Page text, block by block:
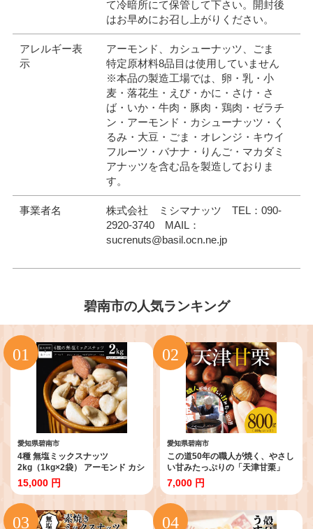
て冷暗所にて保管して下さい。開封後
はお早めにお召し上がりください。
アレルギー表
示
アーモンド、カシューナッツ、ごま
特定原材料8品目は使用していません
※本品の製造工場では、卵・乳・小
麦・落花生・えび・かに・さけ・さ
ば・いか・牛肉・豚肉・鶏肉・ゼラチ
ン・アーモンド・カシューナッツ・く
るみ・大豆・ごま・オレンジ・キウイ
フルーツ・バナナ・りんご・マカダミ
アナッツを含む品を製造しておりま
す。
事業者名
株式会社 ミシマナッツ TEL：090-
2920-3740 MAIL：
sucrenuts@basil.ocn.ne.jp
碧南市の人気ランキング
愛知県碧南市
4種 無塩ミックスナッツ
2kg（1kg×2袋） アーモンド カシ
ューナッツ マカダミアナッツ く
るみ 生ナッツ 直火焙煎 おつまみ
おやつ 大満足 チャック付き 美容
健康 人気 高リピート ナッツ
H059-151
15,000 円
愛知県碧南市
この道50年の職人が焼く、やさし
い甘みたっぷりの「天津甘栗」
800g ！ 焼きたて 栗 くり 栗爪 殻
付き お菓子 おつまみ 人気 高リピ
ート 小分け 栗ご飯 栗きんとん 甘
露煮 碧南市 H045-077
7,000 円